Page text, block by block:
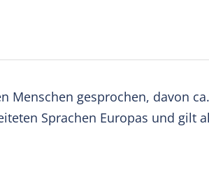
Menschen gesprochen, davon
Sprachen Europas und gilt